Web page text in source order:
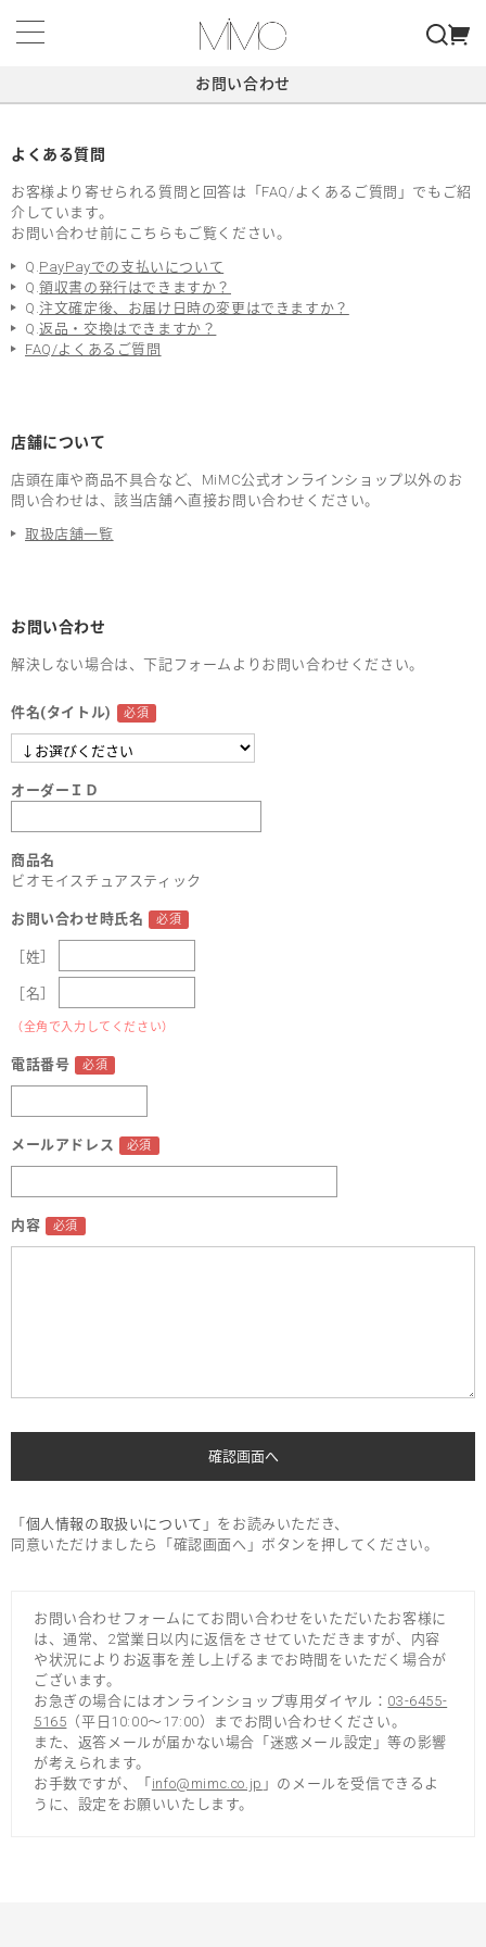
お問い合わせ
よくある質問
お客様より寄せられる質問と回答は「FAQ/よくあるご質問」でもご紹
介しています。
お問い合わせ前にこちらもご覧ください。
Q.PayPayでの支払いについて
Q.領収書の発行はできますか？
Q.注文確定後、お届け日時の変更はできますか？
Q.返品・交換はできますか？
FAQ/よくあるご質問
店舗について
店頭在庫や商品不具合など、MiMC公式オンラインショップ以外のお
問い合わせは、該当店舗へ直接お問い合わせください。
取扱店舗一覧
お問い合わせ
解決しない場合は、下記フォームよりお問い合わせください。
件名(タイトル)
オーダーＩＤ
商品名
ビオモイスチュアスティック
お問い合わせ時氏名
［姓］
［名］
（全角で入力してください）
電話番号
メールアドレス
内容
「 個人情報の取扱いについて 」をお読みいただき、
同意いただけましたら「確認画面へ」ボタンを押してください。
お問い合わせフォームにてお問い合わせをいただいたお客様に
は、通常、2営業日以内に返信をさせていただきますが、内容
や状況によりお返事を差し上げるまでお時間をいただく場合が
ございます。
お急ぎの場合にはオンラインショップ専用ダイヤル： 03-6455-
5165 （平日10:00～17:00）までお問い合わせください。
また、返答メールが届かない場合「迷惑メール設定」等の影響
が考えられます。
お手数ですが、「 info@mimc.co.jp 」のメールを受信できるよ
うに、設定をお願いいたします。